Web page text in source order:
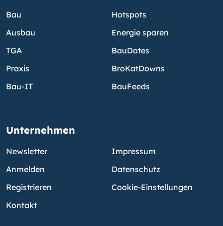
Bau
Ausbau
TGA
Praxis
Bau-IT
Hotspots
Energie sparen
BauDates
BroKatDowns
BauFeeds
Unternehmen
Newsletter
Anmelden
Registrieren
Kontakt
Impressum
Datenschutz
Cookie-Einstellungen